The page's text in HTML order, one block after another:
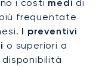
unisce la
trasparenti e
in tutto il
i costi medi di
frequentate
I preventivi
o superiori a